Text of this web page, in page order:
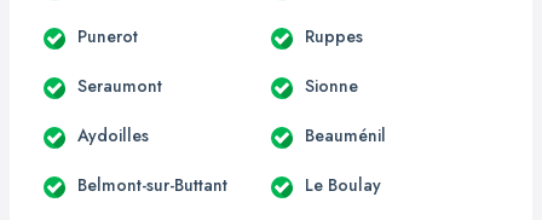
Punerot Ruppes
Seraumont Sionne
Aydoilles Beauménil
Belmont-sur-Buttant Le Boulay